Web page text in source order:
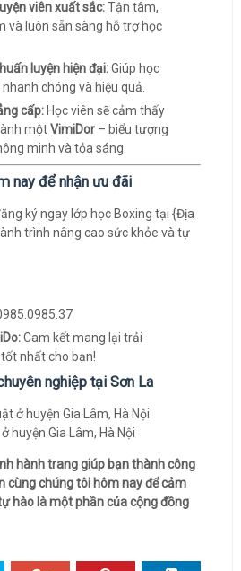
viên xuất sắc:Tận tâm,
và luôn sẵn sàng hỗ trợ học
luyện hiện đại:Giúp học
chóng và hiệu quả.
cấp:Học viên sẽ cảm thấy
mộtVimiDor– biểu tượng
minh và tỏa sáng.
nay để nhận ưu đãi
ký ngay lớp học Boxing tại {Địa
trình nâng cao sức khỏe và tự
Cam kết mang lại trải
nhất cho bạn!
nghiệp tại Sơn La
huyện Gia Lâm, Hà Nội
hành trang giúp bạn thành công
cùng chúng tôi hôm nay để cảm
hào là một phần của cộng đồng